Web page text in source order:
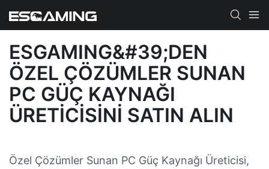
ESGAMING&#39;DEN
ÖZEL ÇÖZÜMLER SUNAN
PC GÜÇ KAYNAĞI
ÜRETICISINI SATIN ALIN
Özel Çözümler Sunan PC Güç Kaynağı Üreticisi,